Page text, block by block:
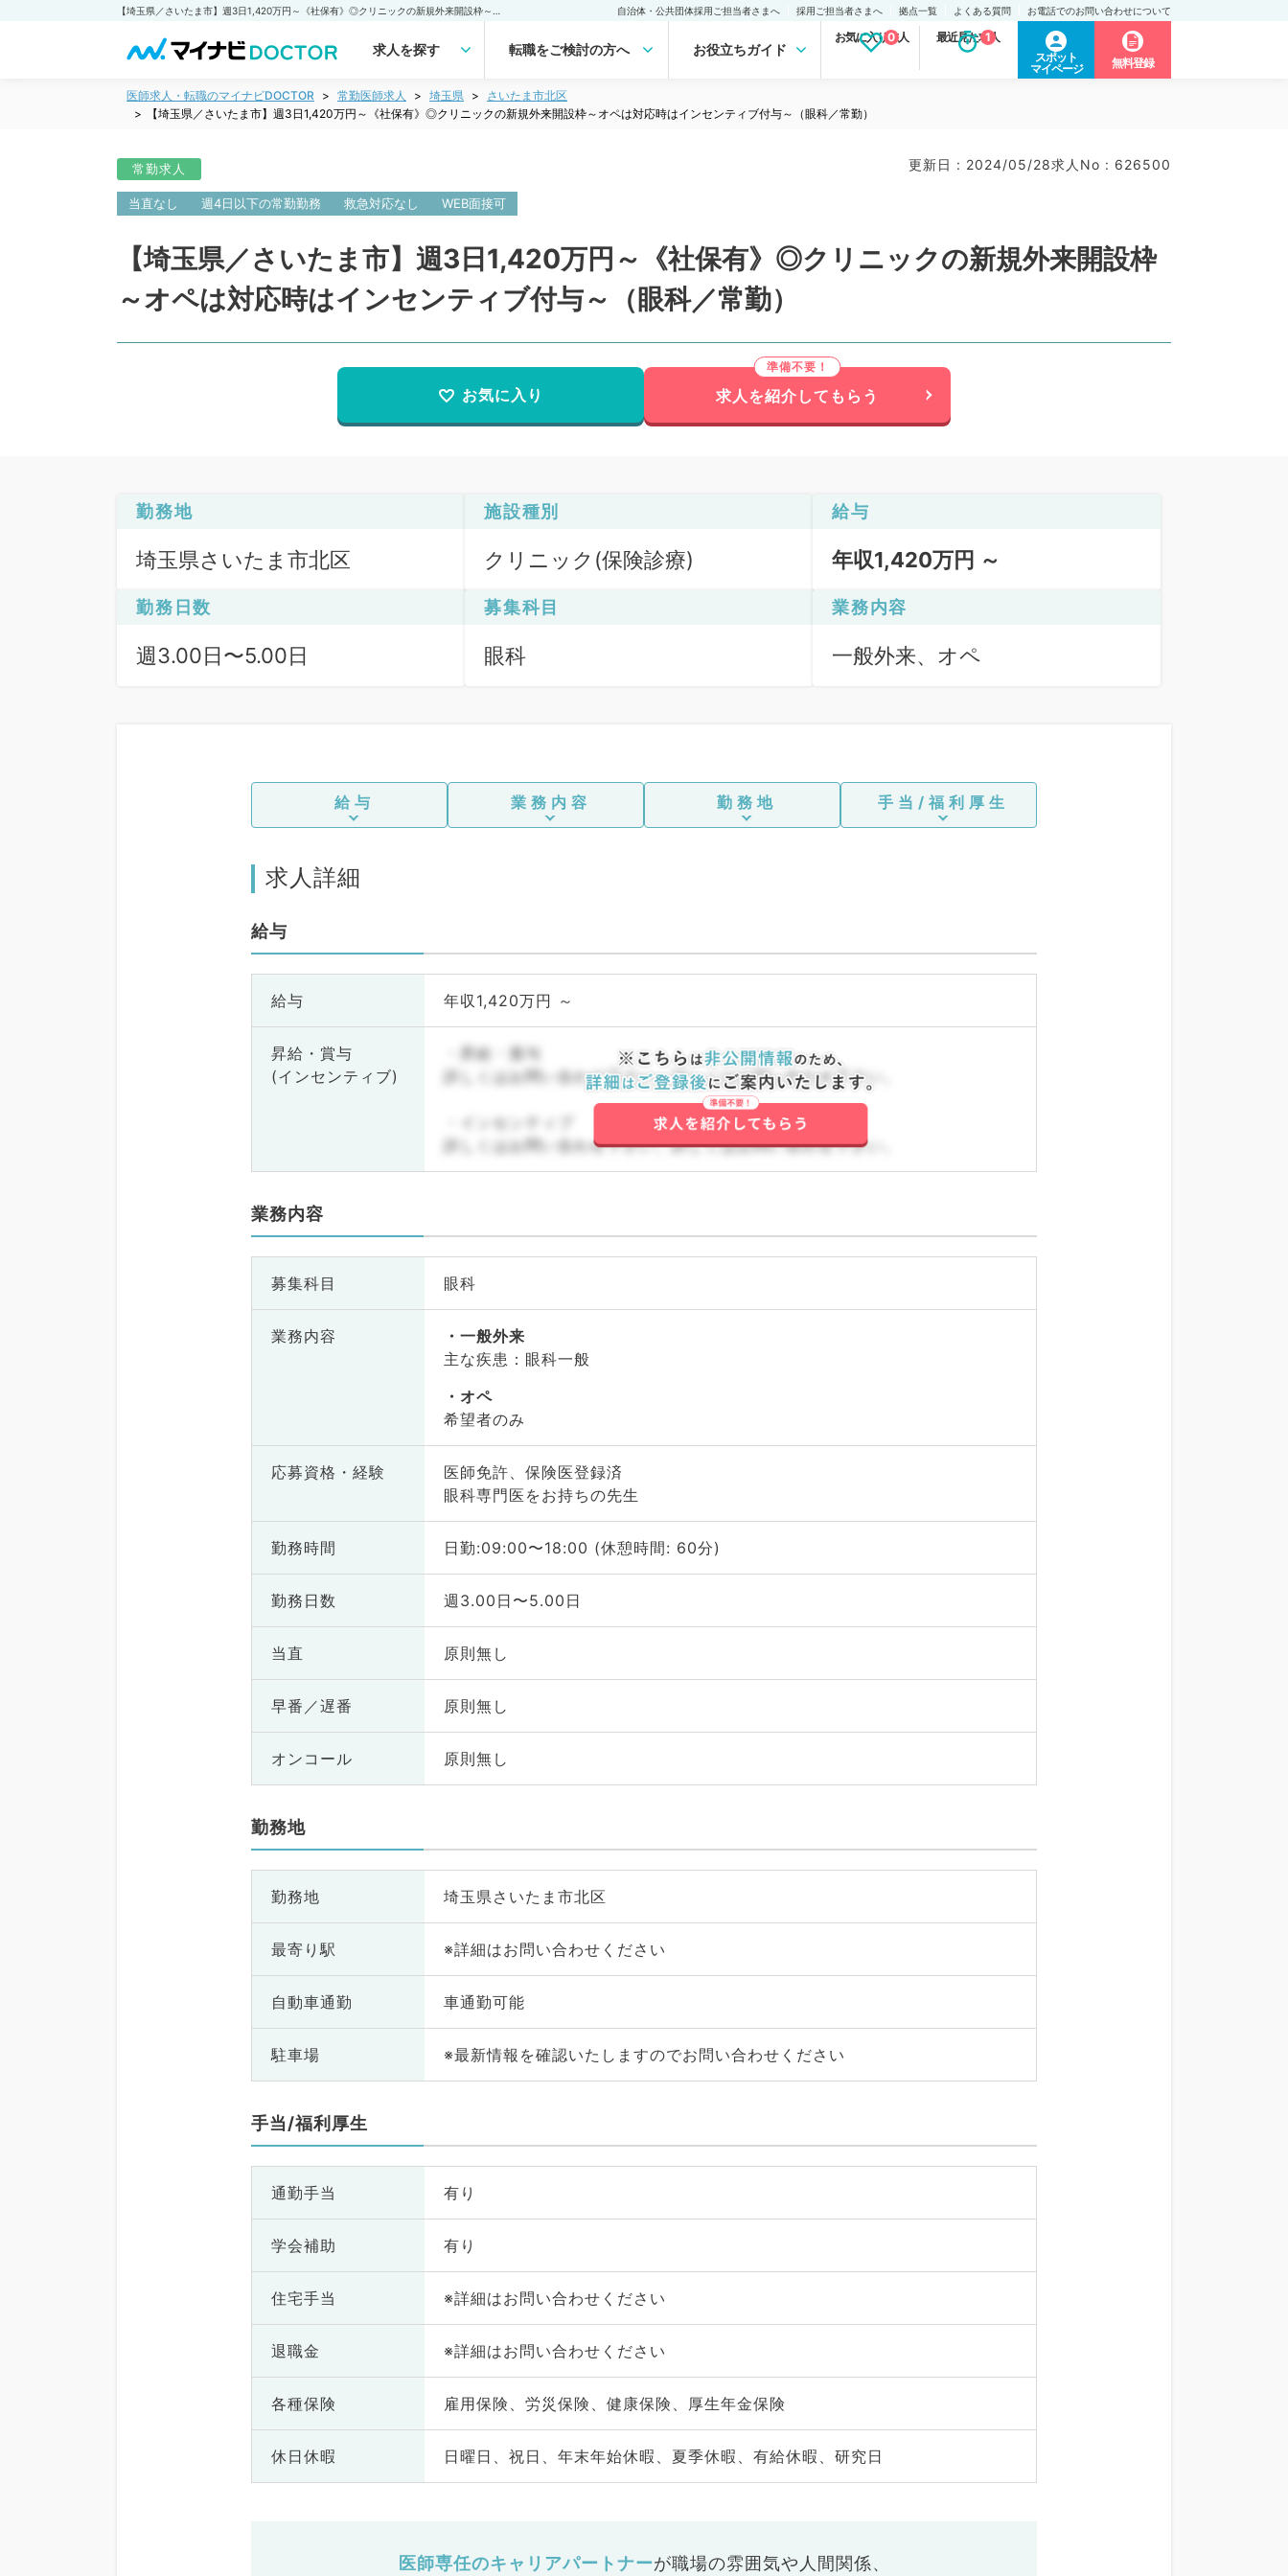
自治体・公共団体採用ご担当者さまへ 採用ご担当者さまへ 拠点一覧 よくある質問 お電話でのお問い合わせについて
求人を探す 転職をご検討の方へ お役立ちガイド
お気に入り求人
0 最近見た求人
1
スポット
マイページ
無料登録
医師求人・転職のマイナビDOCTOR 常勤医師求人 埼玉県
さいたま市北区
【埼玉県／さいたま市】週3日1,420万円～《社保有》◎クリニックの新規外来開設枠～オペは対応時はインセンティブ付与～（眼科／常勤）
常勤求人 更新日 : 2024/05/28求人No : 626500
当直なし 週4日以下の常勤勤務 救急対応なし WEB面接可
【埼玉県／さいたま市】週3日1,420万円～《社保有》◎クリニックの新規外来開設枠
～オペは対応時はインセンティブ付与～（眼科／常勤）
お気に入り 求人を紹介してもらう
勤務地
埼玉県さいたま市北区
施設種別
クリニック(保険診療)
給与
年収1,420万円 ～
勤務日数
週3.00日〜5.00日
募集科目
眼科
業務内容
一般外来、オペ
給与 業務内容 勤務地 手当/福利厚生
求人詳細
給与
給与 年収1,420万円 ～
昇給・賞与
(インセンティブ)
・昇給・賞与
詳しくはお問い合わせ下さい。詳しくはお問い合わせ下さい。
・インセンティブ
詳しくはお問い合わせ下さい。詳しくはお問い合わせ下さい。
業務内容
募集科目 眼科
業務内容
一般外来
主な疾患：眼科一般
オペ
希望者のみ
応募資格・ 経験
医師免許、保険医登録済
眼科専門医をお持ちの先生
勤務時間 日勤:09:00〜18:00 (休憩時間: 60分)
勤務日数 週3.00日〜5.00日
当直 原則無し
早番／遅番 原則無し
オンコール 原則無し
勤務地
勤務地 埼玉県さいたま市北区
最寄り駅 ※詳細はお問い合わせください
自動車通勤 車通勤可能
駐車場 ※最新情報を確認いたしますのでお問い合わせください
手当/福利厚生
通勤手当 有り
学会補助 有り
住宅手当 ※詳細はお問い合わせください
退職金 ※詳細はお問い合わせください
各種保険 雇用保険、労災保険、健康保険、厚生年金保険
休日休暇 日曜日、祝日、年末年始休暇、夏季休暇、有給休暇、研究日
医師専任のキャリアパートナーが職場の雰囲気や人間関係、